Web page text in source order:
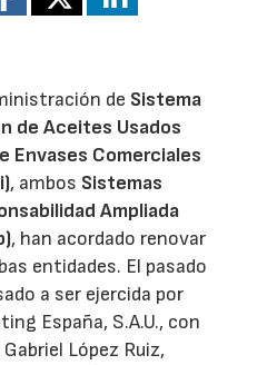
de Sistema
de Aceites Usados
Envases Comerciales
, ambos Sistemas
Ampliada
, han acordado renovar
entidades. El pasado
a ser ejercida por
España, S.A.U., con
López Ruiz,